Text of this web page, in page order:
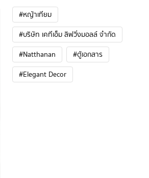
#หญ้าเทียม
#บริษัท เคทีเอ็ม ลิฟวิ่งมอลล์ จำกัด
#Natthanan
#ตู้เอกสาร
#Elegant Decor